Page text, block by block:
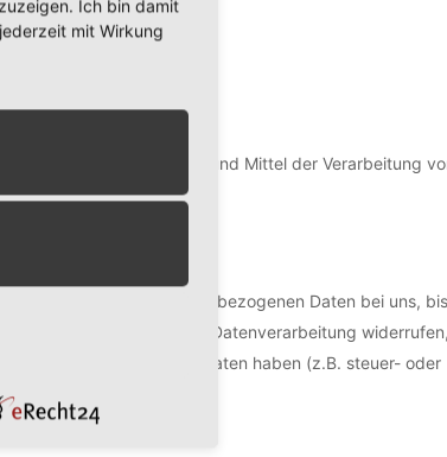
über die Zwecke und Mittel der Verarbeitung
verbleiben Ihre personenbezogenen Daten bei uns,
eine Einwilligung zur Datenverarbeitung
personenbezogenen Daten haben (z.B. steuer- oder
dieser Gründe.
Ich bin damit
mit Wirkung